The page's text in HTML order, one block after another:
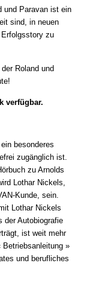
und Paravan ist ein
sind, in neuen
zu
Roland und
verfügbar.
besonderes
zugänglich ist.
zu Arnolds
Lothar Nickels,
Kunde, sein.
Lothar Nickels
der Autobiografie
ist weit mehr
»
und berufliches